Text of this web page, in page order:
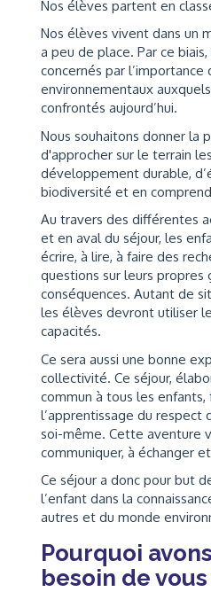
Nos élèves partent en
Nos élèves vivent dans un
a peu de place. Par ce
concernés par l’importance
environnementaux
confrontés aujourd’hui.
Nous souhaitons donner la
d'approcher sur le terrain
développement durable,
biodiversité et en
Au travers des différentes
et en aval du séjour, les
écrire, à lire, à faire des
questions sur leurs propres
conséquences. Autant de
les élèves devront utiliser
capacités.
Ce sera aussi une bonne
collectivité. Ce séjour,
commun à tous les enfants,
l’apprentissage du respect
soi-même. Cette aventure
communiquer, à échanger
Ce séjour a donc pour but
l’enfant dans la
autres et du monde
Pourquoi
besoin de vous